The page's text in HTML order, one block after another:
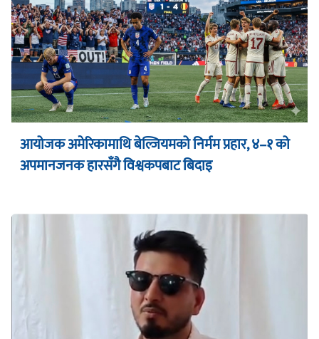
आयोजक अमेरिकामाथि बेल्जियमको निर्मम प्रहार, ४–१ को
अपमानजनक हारसँगै विश्वकपबाट बिदाइ